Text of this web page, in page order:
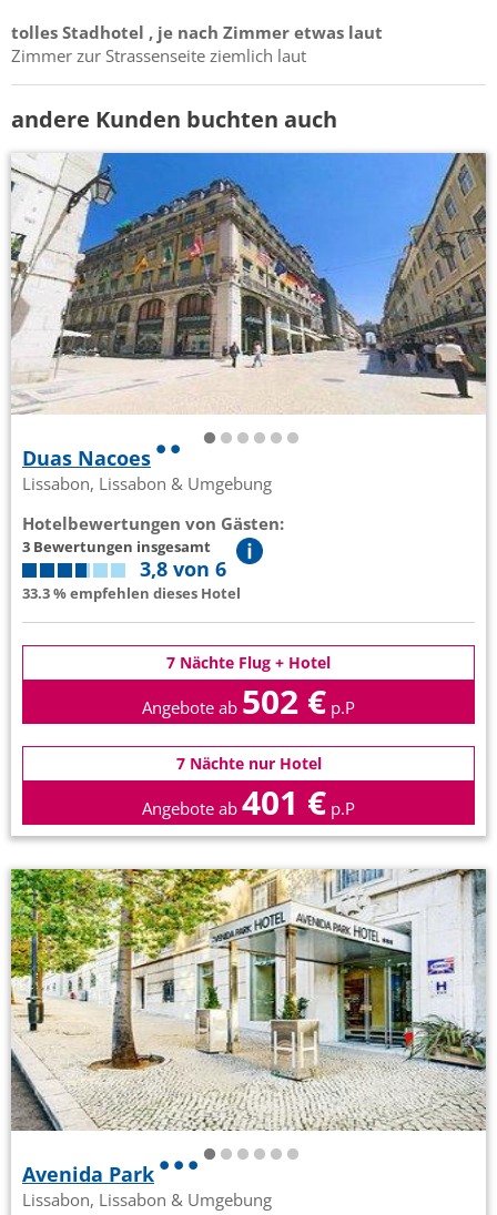
tolles Stadhotel , je nach Zimmer etwas laut
Zimmer zur Strassenseite ziemlich laut
andere Kunden buchten auch
Duas Nacoes
Lissabon, Lissabon & Umgebung
Hotelbewertungen von Gästen:
3 Bewertungen insgesamt
3,8 von 6
33.3 % empfehlen dieses Hotel
7 Nächte Flug + Hotel
Angebote ab 502 € p.P
7 Nächte nur Hotel
Angebote ab 401 € p.P
Avenida Park
Lissabon, Lissabon & Umgebung